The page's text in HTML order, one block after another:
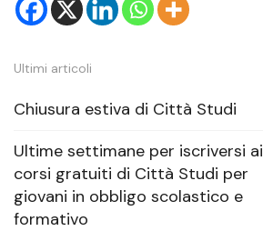
Ultimi articoli
Chiusura estiva di Città Studi
Ultime settimane per iscriversi ai
corsi gratuiti di Città Studi per
giovani in obbligo scolastico e
formativo